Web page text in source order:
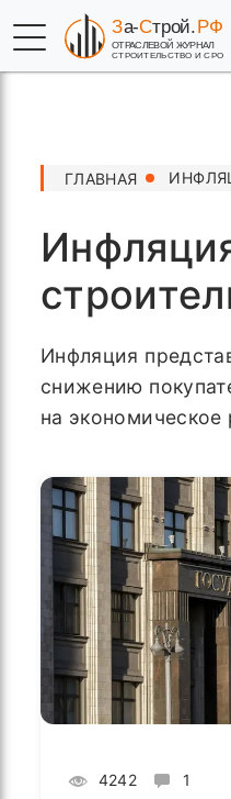
ГЛАВНАЯ
Инфляция
снижению
на экономическое
4242 1